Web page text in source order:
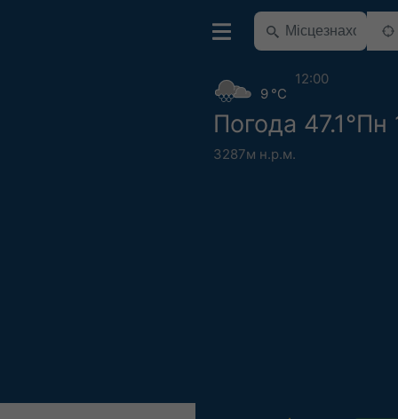
Погода 47.1°Пн
3287м н.р.м.
9 °C
12:00